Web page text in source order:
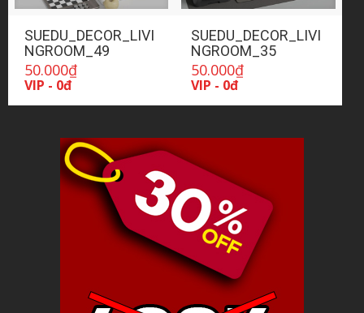
SUEDU_DECOR_LIVI
NGROOM_49
50.000₫
VIP - 0đ
SUEDU_DECOR_LIVI
NGROOM_35
50.000₫
VIP - 0đ